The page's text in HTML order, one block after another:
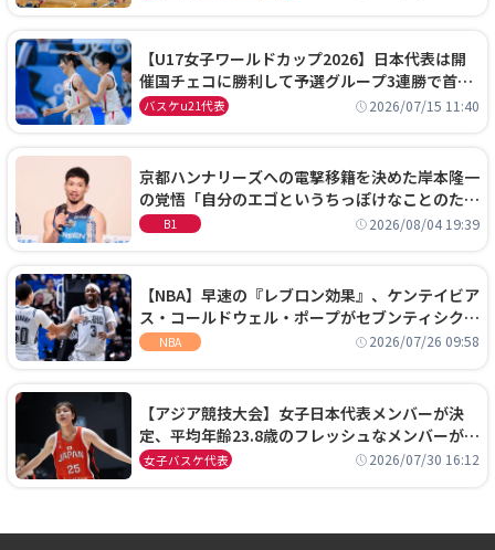
【U17女子ワールドカップ2026】日本代表は開
催国チェコに勝利して予選グループ3連勝で首位
通過！準々決勝の相手はエジプトに決定
バスケu21代表 2026/07/15 11:40
京都ハンナリーズへの電撃移籍を決めた岸本隆一
の覚悟「自分のエゴというちっぽけなことのため
に、京都に来たわけではない」
B1 2026/08/04 19:39
【NBA】早速の『レブロン効果』、ケンテイビア
ス・コールドウェル・ポープがセブンティシクサ
ーズに1年契約で加入
NBA 2026/07/26 09:58
【アジア競技大会】女子日本代表メンバーが決
定、平均年齢23.8歳のフレッシュなメンバーが日
本開催の大舞台で頂点を狙う
女子バスケ代表 2026/07/30 16:12